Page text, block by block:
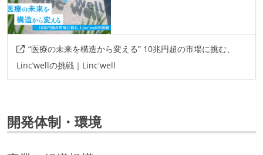
“医療の未来を構造から変える” 10兆円超の市場に挑む、
Linc’wellの挑戦｜Linc'well
開発体制・環境